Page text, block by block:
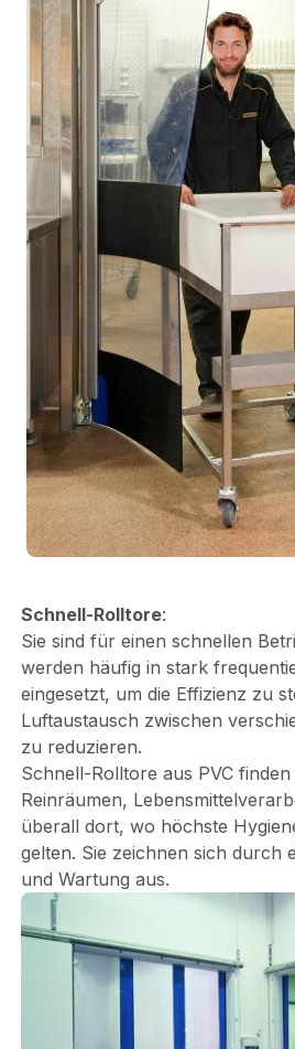
Schnell-Rolltore:
Sie sind für einen schnellen
werden häufig in stark
eingesetzt, um die Effizienz zu
Luftaustausch zwischen
zu reduzieren.
Schnell-Rolltore aus PVC
Reinräumen,
überall dort, wo höchste
gelten. Sie zeichnen sich durch
und Wartung aus.